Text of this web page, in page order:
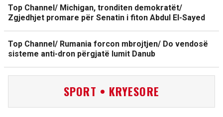
Top Channel/ Michigan, tronditen demokratët/
Zgjedhjet promare për Senatin i fiton Abdul El-Sayed
Top Channel/ Rumania forcon mbrojtjen/ Do vendosë
sisteme anti-dron përgjatë lumit Danub
SPORT • KRYESORE